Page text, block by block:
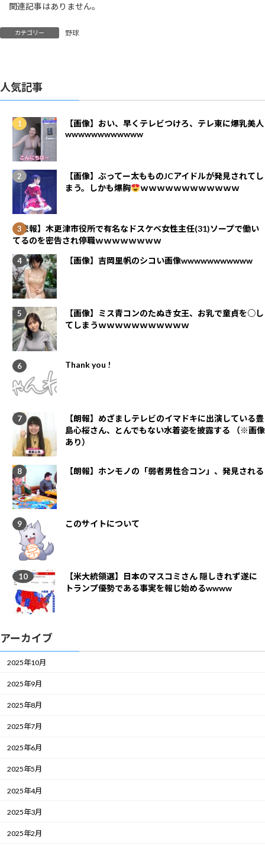
関連記事はありません。
カテゴリー 野球
人気記事
【画像】おい、早くテレビつけろ、テレ東に爆乳美人
wwwwwwwwwwww
【画像】ぶってー太もものJCアイドルが発見されてし
まう。しかも爆胸
ｗｗｗｗｗｗｗｗｗｗｗｗ
【悲報】木更津市役所で有名なドスケベ女性主任(31)ソープで働い
てるのを密告され停職ｗｗｗｗｗｗｗｗ
【画像】吉岡里帆のシコい画像wwwwwwwwwww
【画像】ミス青コンのたぬき女王、お乳で童貞を○し
てしまうｗｗｗｗｗｗｗｗｗｗｗ
Thank you !
【朗報】めざましテレビのイマドキに出演している豊
島心桜さん、とんでもない水着姿を披露する （※画像
あり）
【朗報】ホンモノの「弱者男性合コン」、発見される
このサイトについて
【米大統領選】日本のマスコミさん 隠しきれず遂に
トランプ優勢である事実を報じ始めるwwww
アーカイブ
2025年10月
2025年9月
2025年8月
2025年7月
2025年6月
2025年5月
2025年4月
2025年3月
2025年2月